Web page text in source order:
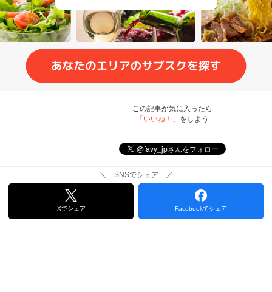
この記事が気に入ったら
「いいね！」 をしよう
＼ SNSでシェア ／
Xでシェア Facebookでシェア